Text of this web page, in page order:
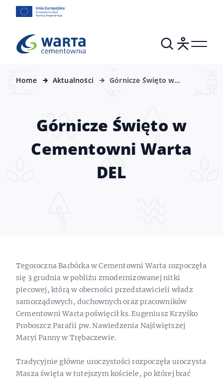
Home Aktualności
Górnicze Święto w
Górnicze Święto w
Cementowni Warta
DEL
Tegoroczna Barbórka w Cementowni Warta rozpoczęła
się 3 grudnia w pobliżu zmodernizowanej nitki
piecowej, którą w obecności przedstawicieli władz
samorządowych, duchownych oraz pracowników
Cementowni Warta poświęcił ks. Eugeniusz Krzyśko
Proboszcz Parafii pw. Nawiedzenia Najświętszej
Maryi Panny w Trębaczewie.
Tradycyjnie główne uroczystości rozpoczęła uroczysta
Masza święta w tutejszym kościele, po której brać